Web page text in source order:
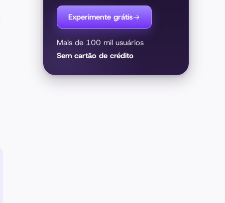
Experimente grátis
Mais de 100 mil usuários
Sem cartão de crédito